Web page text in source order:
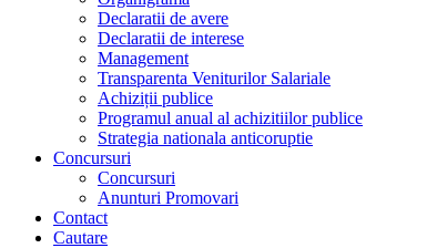
Declaratii de avere
Declaratii de interese
Management
Transparenta Veniturilor Salariale
Achiziții publice
Programul anual al achizitiilor publice
Strategia nationala anticoruptie
Concursuri
Concursuri
Anunturi Promovari
Contact
Cautare